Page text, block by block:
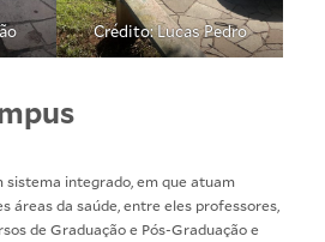
Crédito: Lucas Pedro
integrado, em que atuam
áreas da saúde, entre eles professores,
de Graduação e Pós-Graduação e